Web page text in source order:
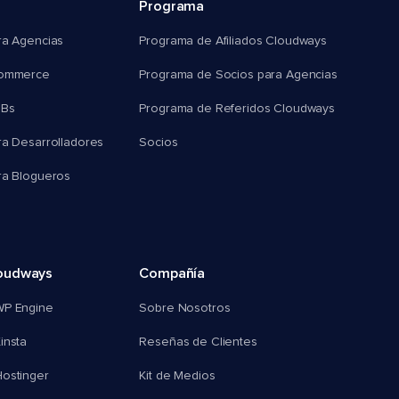
Agencias
Desarrolladores
Blogueros
Programa
Programa de Afiliados Cloudways
Programa de Socios para Agencias
Programa de Referidos Cloudways
Socios
Engine
Compañía
Sobre Nosotros
Reseñas de Clientes
Kit de Medios